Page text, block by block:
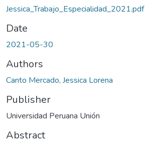
Jessica_Trabajo_Especialidad_2021.pdf
Date
2021-05-30
Authors
Canto Mercado, Jessica Lorena
Publisher
Universidad Peruana Unión
Abstract